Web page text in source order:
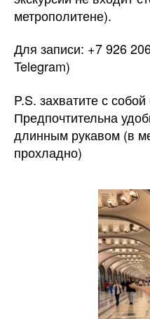
метрополитене).
Для записи: +7 926
Telegram)
P.S. захватите с
Предпочтительна
длинным рукавом (в
прохладно)